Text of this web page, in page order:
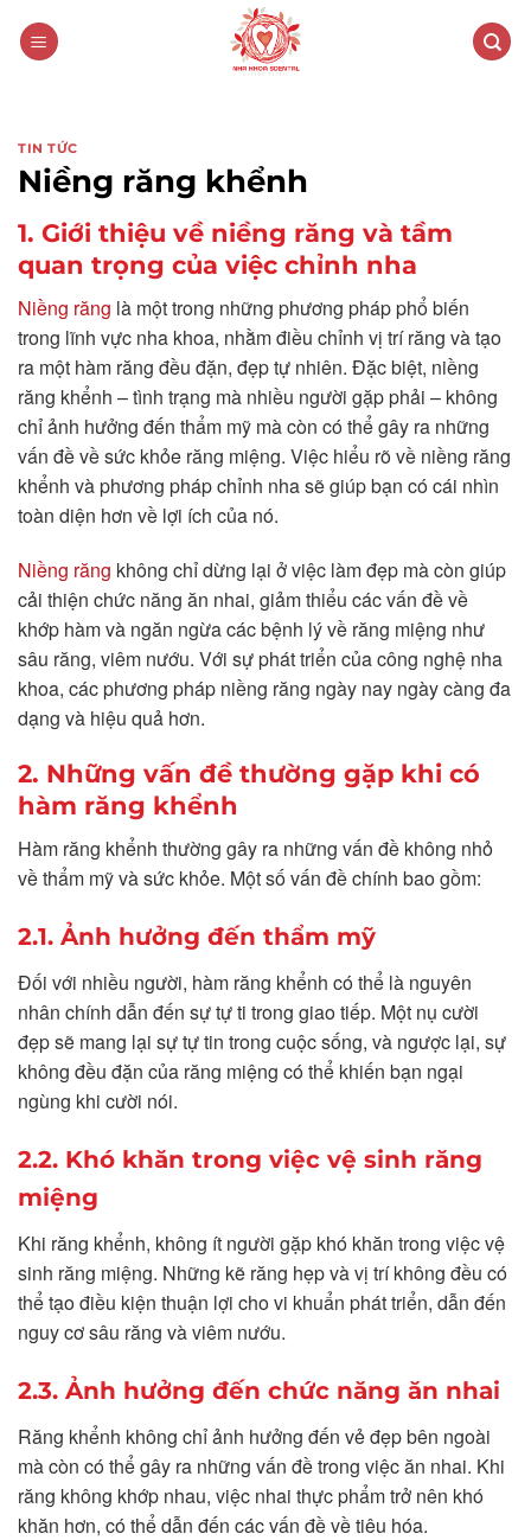
TIN TỨC
Niềng răng khểnh
1. Giới thiệu về niềng răng và tầm
quan trọng của việc chỉnh nha
Niềng răng là một trong những phương pháp phổ biến
trong lĩnh vực nha khoa, nhằm điều chỉnh vị trí răng và tạo
ra một hàm răng đều đặn, đẹp tự nhiên. Đặc biệt, niềng
răng khểnh – tình trạng mà nhiều người gặp phải – không
chỉ ảnh hưởng đến thẩm mỹ mà còn có thể gây ra những
vấn đề về sức khỏe răng miệng. Việc hiểu rõ về niềng răng
khểnh và phương pháp chỉnh nha sẽ giúp bạn có cái nhìn
toàn diện hơn về lợi ích của nó.
Niềng răng không chỉ dừng lại ở việc làm đẹp mà còn giúp
cải thiện chức năng ăn nhai, giảm thiểu các vấn đề về
khớp hàm và ngăn ngừa các bệnh lý về răng miệng như
sâu răng, viêm nướu. Với sự phát triển của công nghệ nha
khoa, các phương pháp niềng răng ngày nay ngày càng đa
dạng và hiệu quả hơn.
2. Những vấn đề thường gặp khi có
hàm răng khểnh
Hàm răng khểnh thường gây ra những vấn đề không nhỏ
về thẩm mỹ và sức khỏe. Một số vấn đề chính bao gồm:
2.1. Ảnh hưởng đến thẩm mỹ
Đối với nhiều người, hàm răng khểnh có thể là nguyên
nhân chính dẫn đến sự tự ti trong giao tiếp. Một nụ cười
đẹp sẽ mang lại sự tự tin trong cuộc sống, và ngược lại, sự
không đều đặn của răng miệng có thể khiến bạn ngại
ngùng khi cười nói.
2.2. Khó khăn trong việc vệ sinh răng
miệng
Khi răng khểnh, không ít người gặp khó khăn trong việc vệ
sinh răng miệng. Những kẽ răng hẹp và vị trí không đều có
thể tạo điều kiện thuận lợi cho vi khuẩn phát triển, dẫn đến
nguy cơ sâu răng và viêm nướu.
2.3. Ảnh hưởng đến chức năng ăn nhai
Răng khểnh không chỉ ảnh hưởng đến vẻ đẹp bên ngoài
mà còn có thể gây ra những vấn đề trong việc ăn nhai. Khi
răng không khớp nhau, việc nhai thực phẩm trở nên khó
khăn hơn, có thể dẫn đến các vấn đề về tiêu hóa.